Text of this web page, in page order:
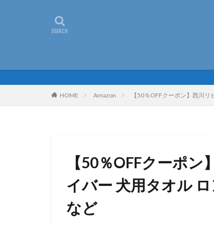
HOME Amazon 【50％OFFクーポン】西川
【50％OFFクーポ
イバー 犬用タオル
など